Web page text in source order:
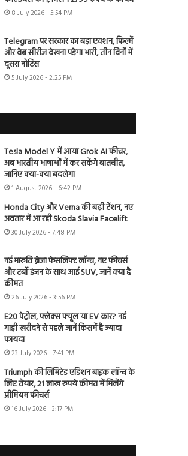
8 July 2026 - 5:54 PM
Telegram पर सरकार का बड़ा एक्शन, फिल्में
और वेब सीरीज देखना पड़ेगा भारी, तीन दिनों में
दूसरा नोटिस
5 July 2026 - 2:25 PM
Tesla Model Y में आया Grok AI फीचर,
अब भारतीय भाषाओं में कर सकेंगे बातचीत,
जानिए क्या-क्या बदलेगा
1 August 2026 - 6:42 PM
Honda City और Verna की बढ़ी टेंशन, नए
अवतार में आ रही Skoda Slavia Facelift
30 July 2026 - 7:48 PM
नई मारुति ब्रेजा फेसलिफ्ट लॉन्च, नए फीचर्स
और टर्बो इंजन के साथ आई SUV, जानें क्या है
कीमत
26 July 2026 - 3:56 PM
E20 पेट्रोल, फ्लेक्स फ्यूल या EV कार? नई
गाड़ी खरीदने से पहले जानें किसमें है ज्यादा
फायदा
23 July 2026 - 7:41 PM
Triumph की लिमिटेड एडिशन बाइक लॉन्च के
लिए तैयार, 21 लाख रुपये कीमत में मिलेंगे
प्रीमियम फीचर्स
16 July 2026 - 3:17 PM